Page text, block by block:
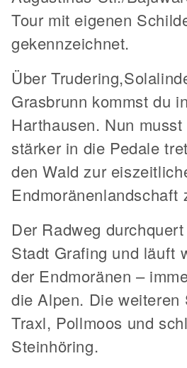
Tour mit eigenen
gekennzeichnet.
Über
Grasbrunn kommst du
Harthausen. Nun
stärker in die Pedale
den Wald zur
Endmoränenlandschaft
Der Radweg
Stadt Grafing und läuft
der Endmoränen –
die Alpen. Die weiteren
Traxl, Pollmoos und
Steinhöring.